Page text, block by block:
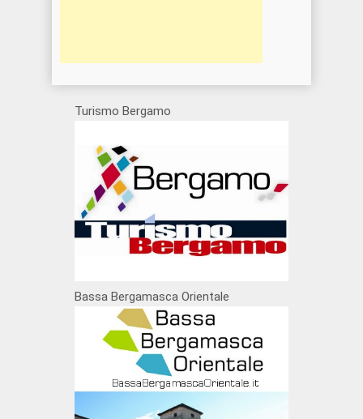
Turismo Bergamo
Bassa Bergamasca Orientale